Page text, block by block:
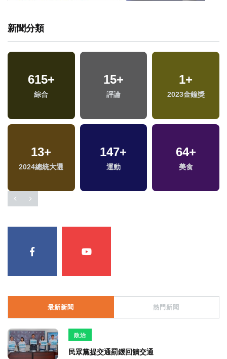
新聞分類
615+
綜合
15+
評論
1+
2023金鐘獎
13+
2024總統大選
147+
運動
64+
美食
最新新聞 熱門新聞
政治
民眾黨提交通罰鍰回饋交通